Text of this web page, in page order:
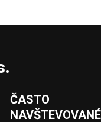
ČASTO
NAVŠTEVOVANÉ